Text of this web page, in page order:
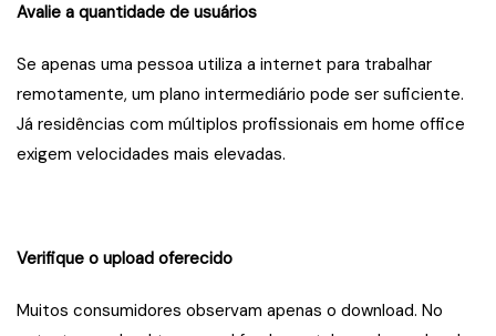
Avalie a quantidade de usuários
Se apenas uma pessoa utiliza a internet para trabalhar
remotamente, um plano intermediário pode ser suficiente.
Já residências com múltiplos profissionais em home office
exigem velocidades mais elevadas.
Verifique o upload oferecido
Muitos consumidores observam apenas o download. No